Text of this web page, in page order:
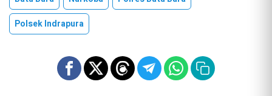
Polsek Indrapura